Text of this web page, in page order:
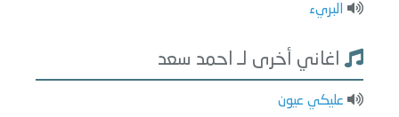
البريء
اغاني أخرى لـ احمد سعد
عليكي عيون